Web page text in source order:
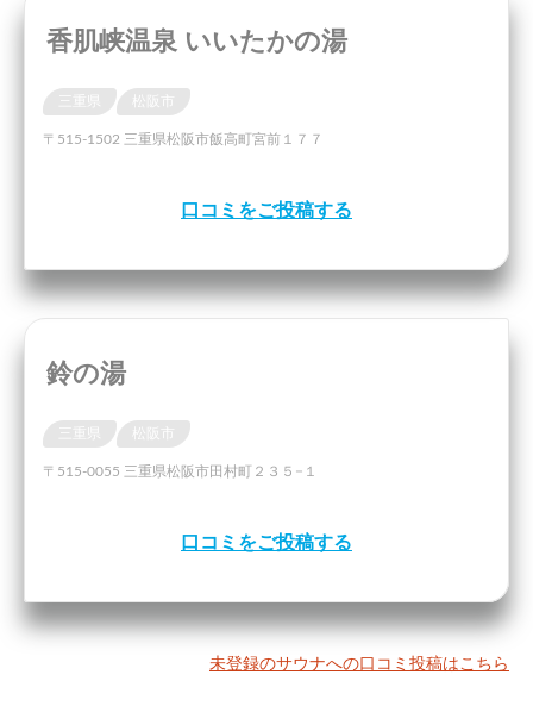
香肌峡温泉 いいたかの湯
〒515-1502 三重県松阪市飯高町宮前１７７
口コミをご投稿する
鈴の湯
〒515-0055 三重県松阪市田村町２３５−１
口コミをご投稿する
未登録のサウナへの口コミ投稿はこちら